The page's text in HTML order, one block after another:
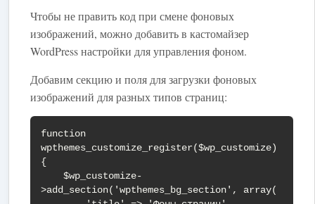
Чтобы не править код при смене фоновых
изображений, можно добавить в кастомайзер
WordPress настройки для управления фоном.
Добавим секцию и поля для загрузки фоновых
изображений для разных типов страниц:
function
wpthemes_customize_register($wp_customize)
{
>add_section('wpthemes_bg_section', array(